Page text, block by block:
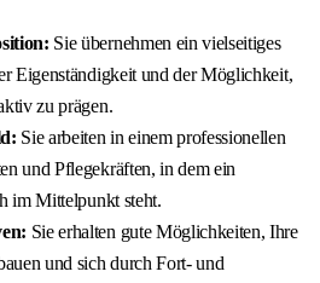
Sie übernehmen ein vielseitiges
Eigenständigkeit und der Möglichkeit,
zu prägen.
Sie arbeiten in einem professionellen
und Pflegekräften, in dem ein
im Mittelpunkt steht.
Sie erhalten gute Möglichkeiten, Ihre
und sich durch Fort- und